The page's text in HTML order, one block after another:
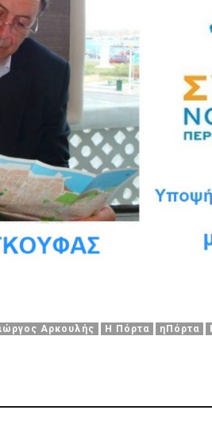
Αρκουλής Η Πόρτα ηΠόρτα